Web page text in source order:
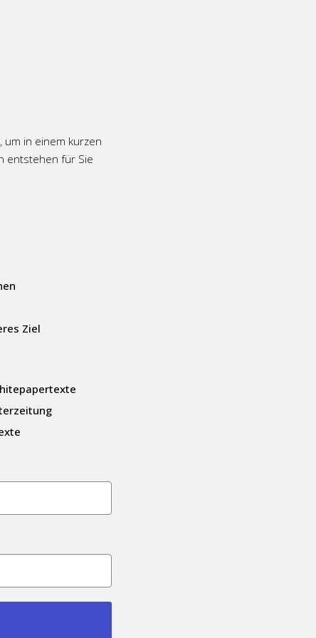
um in einem kurzen
entstehen für Sie
Ziel